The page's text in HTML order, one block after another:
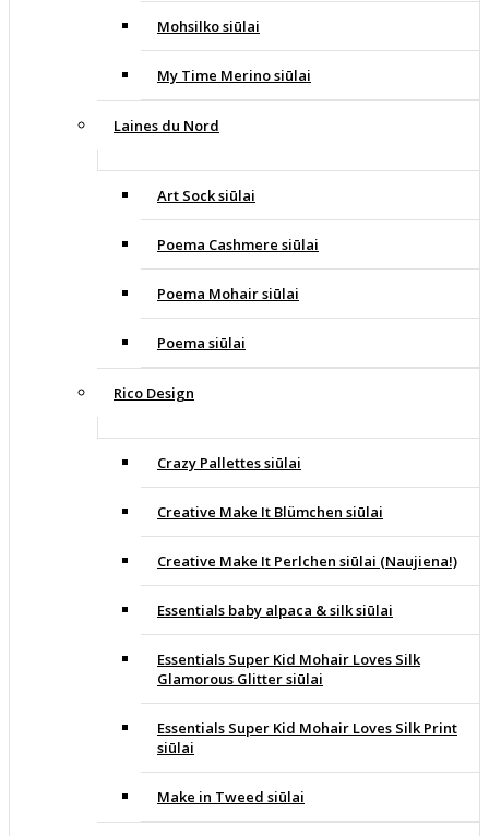
Mohsilko siūlai
My Time Merino siūlai
Laines du Nord
Art Sock siūlai
Poema Cashmere siūlai
Poema Mohair siūlai
Poema siūlai
Rico Design
Crazy Pallettes siūlai
Creative Make It Blümchen siūlai
Creative Make It Perlchen siūlai (Naujiena!)
Essentials baby alpaca & silk siūlai
Essentials Super Kid Mohair Loves Silk
Glamorous Glitter siūlai
Essentials Super Kid Mohair Loves Silk Print
siūlai
Make in Tweed siūlai